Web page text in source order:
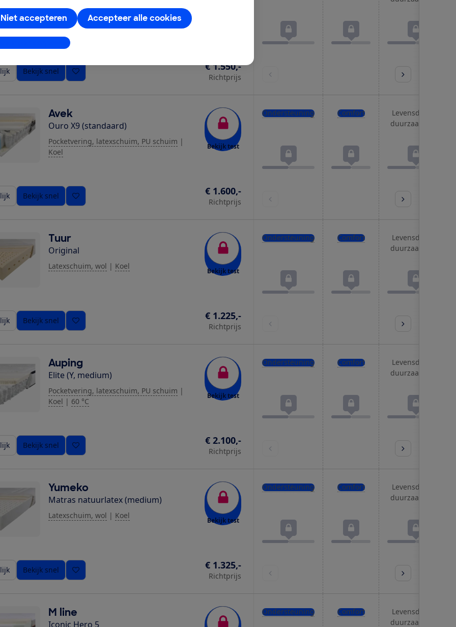
Accepteer alle cookies
Niet accepteren
aanpassen
comfortlaag)
Pocketvering, latexschuim, PU schuim |
Warm noch koel
Bekijk snel € 1.550,-
Richtprijs
Avek
Ouro X9 (standaard)
Pocketvering, latexschuim, PU schuim |
Koel
Bekijk test
Bekijk snel € 1.600,-
Richtprijs
Ondersteuning Comfort
Levensduur &
duurzaamheid
Tuur
Original
Latexschuim, wol | Koel
Bekijk test
Bekijk snel € 1.225,-
Richtprijs
Ondersteuning Comfort
Levensduur &
duurzaamheid
Auping
Elite (Y, medium)
Pocketvering, latexschuim, PU schuim |
Koel | 60 °C
Bekijk test
Bekijk snel € 2.100,-
Richtprijs
Ondersteuning Comfort
Levensduur &
duurzaamheid
Yumeko
Matras natuurlatex (medium)
Latexschuim, wol | Koel
Bekijk test
Bekijk snel € 1.325,-
Richtprijs
Ondersteuning Comfort
Levensduur &
duurzaamheid
M line
Iconic Hero 5
Ondersteuning Comfort
Levensduur &
duurzaamheid